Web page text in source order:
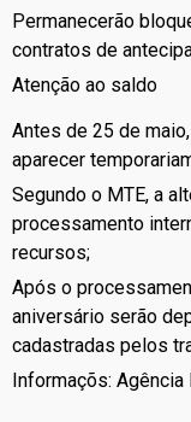
Permanecerão
contratos de
Atenção ao saldo
Antes de 25 de
aparecer
Segundo o MTE, a
processamento
recursos;
Após o
aniversário serão
cadastradas pelos
Informaçõs: Agência